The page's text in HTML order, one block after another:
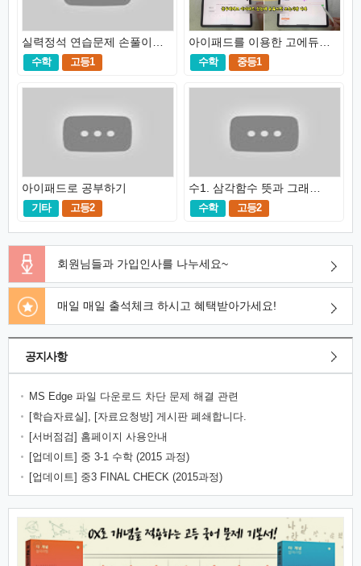
수학 고등1 수학 중등1
아이패드로 공부하기
기타 고등2 수학 고등2
회원님들과 가입인사를 나누세요~
매일 매일 출석체크 하시고 혜택받아가세요!
공지사항
MS Edge 파일 다운로드 차단 문제 해결 관련
[학습자료실], [자료요청방] 게시판 폐쇄합니다.
[서버점검] 홈페이지 사용안내
[업데이트] 중 3-1 수학 (2015 과정)
[업데이트] 중3 FINAL CHECK (2015과정)